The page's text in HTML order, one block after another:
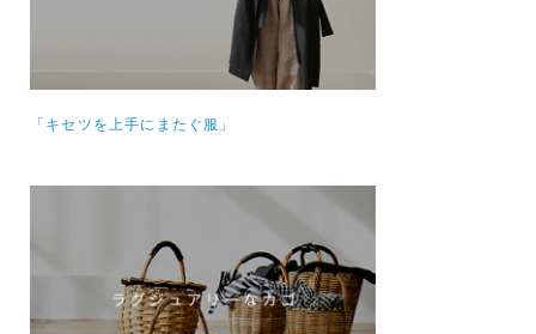
「キセツを上手にまたぐ服」